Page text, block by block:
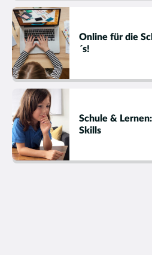
Online für die
´s!
Schule &
Skills